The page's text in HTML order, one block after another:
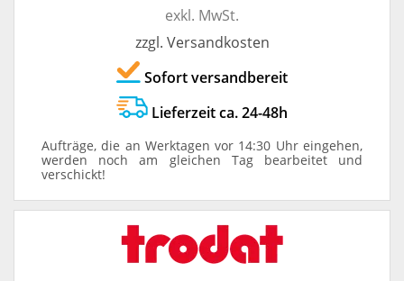
exkl. MwSt.
zzgl. Versandkosten
Sofort versandbereit
Lieferzeit ca. 24-48h
Aufträge, die an Werktagen vor 14:30 Uhr eingehen,
werden noch am gleichen Tag bearbeitet und
verschickt!